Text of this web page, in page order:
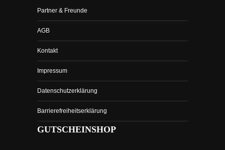
Partner & Freunde
AGB
Kontakt
Impressum
Datenschutzerklärung
Barrierefreiheitserklärung
GUTSCHEINSHOP